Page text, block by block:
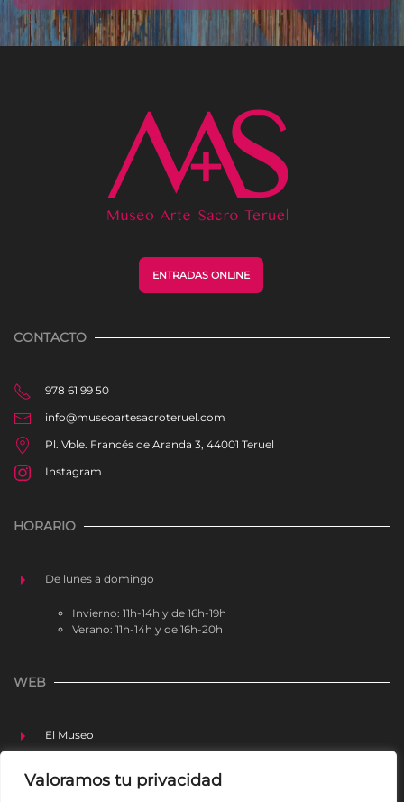
Valoramos tu privacidad
ENTRADAS ONLINE
CONTACTO
978 61 99 50
info@museoartesacroteruel.com
Pl. Vble. Francés de Aranda 3, 44001 Teruel
Instagram
HORARIO
De lunes a domingo
Invierno: 11h-14h y de 16h-19h
Verano: 11h-14h y de 16h-20h
WEB
El Museo
Actividades